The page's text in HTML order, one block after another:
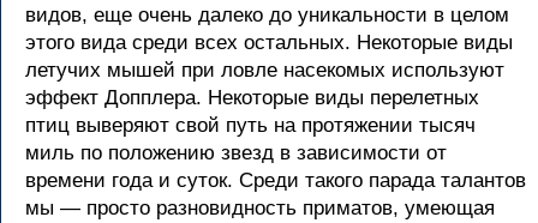
видов, еще очень далеко до уникальности в целом
этого вида среди всех остальных. Некоторые виды
летучих мышей при ловле насекомых используют
эффект Допплера. Некоторые виды перелетных
птиц выверяют свой путь на протяжении тысяч
миль по положению звезд в зависимости от
времени года и суток. Среди такого парада талантов
мы — просто разновидность приматов, умеющая